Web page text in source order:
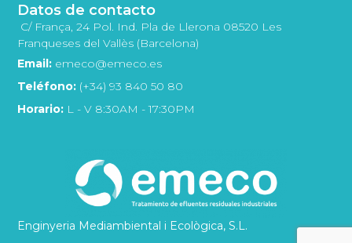
Enginyeria Mediambiental i Ecològica, S.L.
Datos de contacto
C/ França, 24 Pol. Ind. Pla de Llerona 08520 Les
Franqueses del Vallès (Barcelona)
Email: emeco@emeco.es
Teléfono: (+34) 93 840 50 80
Horario: L - V 8:30AM - 17:30PM